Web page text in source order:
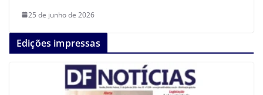
25 de junho de 2026
Edições impressas